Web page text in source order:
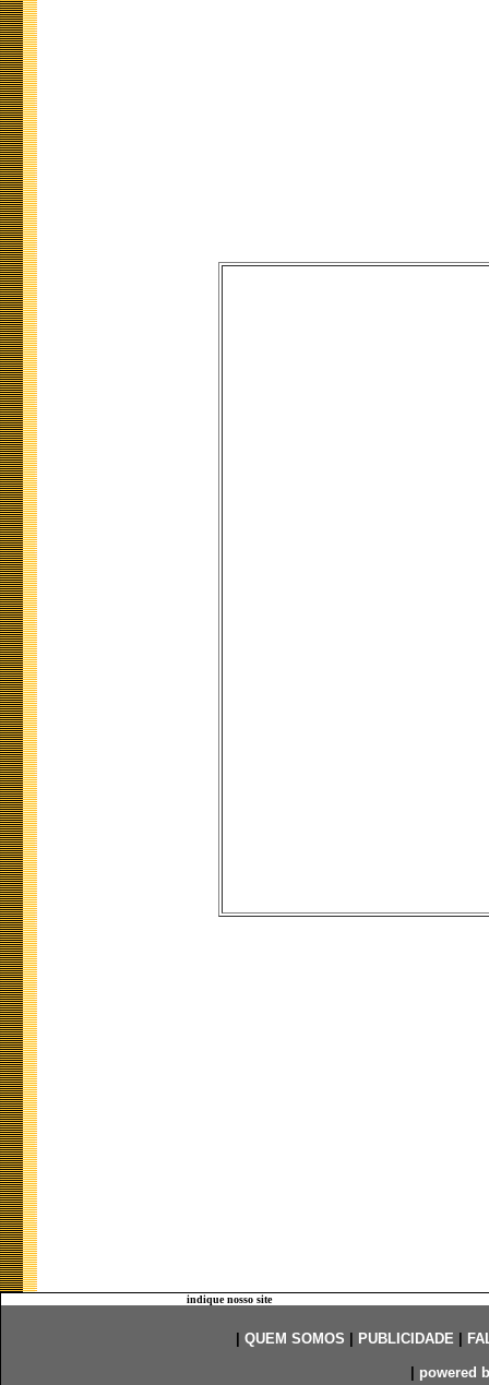
indique nosso site
QUEM SOMOS PUBLICIDADE|
powered